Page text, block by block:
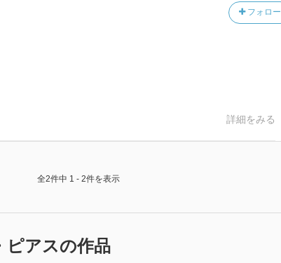
いつまでも美しいまま、私たちの記憶に咲き続ける。
フォロー
詳細をみる
全2件中 1 - 2件を表示
ピアスの作品